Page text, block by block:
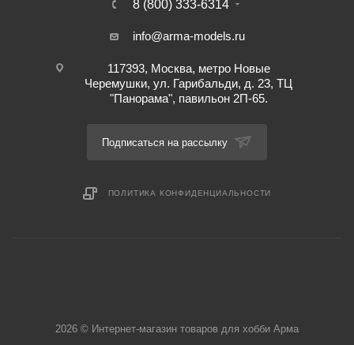
8 (800) 333-6314
info@arma-models.ru
117393, Москва, метро Новые
Черемушки, ул. Гарибальди, д. 23, ТЦ
"Панорама", павильон 2П-65.
Подписаться на рассылку
ПОЛИТИКА КОНФИДЕНЦИАЛЬНОСТИ
2026 © Интернет-магазин товаров для хобби Арма